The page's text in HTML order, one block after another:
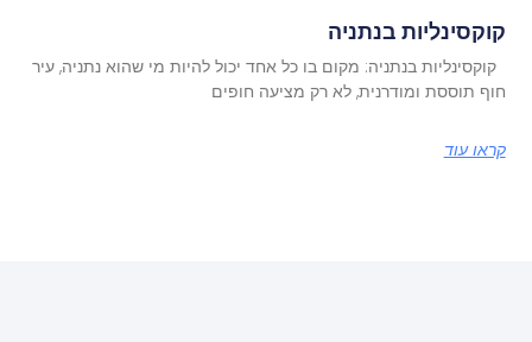
קוקסינליות בנתניה
קוקסינליות בנתניה: מקום בו כל אחד יכול להיות מי שהוא נתניה, עיר
חוף תוססת ומודרנית, לא רק מציעה חופים
קראו עוד